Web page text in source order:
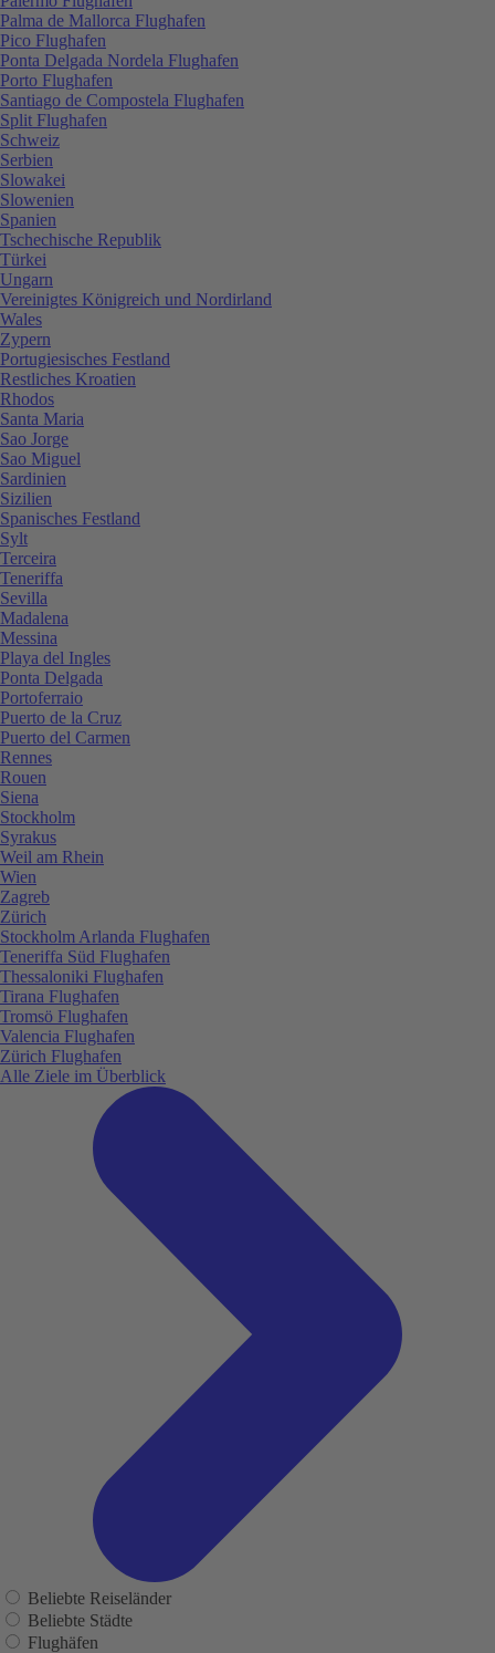
Palma de Mallorca Flughafen
Pico Flughafen
Ponta Delgada Nordela Flughafen
Porto Flughafen
Santiago de Compostela Flughafen
Split Flughafen
Schweiz
Serbien
Slowakei
Slowenien
Spanien
Tschechische Republik
Türkei
Ungarn
Vereinigtes Königreich und Nordirland
Wales
Zypern
Portugiesisches Festland
Restliches Kroatien
Rhodos
Santa Maria
Sao Jorge
Sao Miguel
Sardinien
Sizilien
Spanisches Festland
Sylt
Terceira
Teneriffa
Sevilla
Madalena
Messina
Playa del Ingles
Ponta Delgada
Portoferraio
Puerto de la Cruz
Puerto del Carmen
Rennes
Rouen
Siena
Stockholm
Syrakus
Weil am Rhein
Wien
Zagreb
Zürich
Stockholm Arlanda Flughafen
Teneriffa Süd Flughafen
Thessaloniki Flughafen
Tirana Flughafen
Tromsö Flughafen
Valencia Flughafen
Zürich Flughafen
Alle Ziele im Überblick
Beliebte Reiseländer
Beliebte Städte
Flughäfen